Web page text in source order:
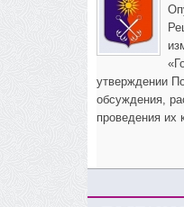
утверждении
обсуждения,
проведения их